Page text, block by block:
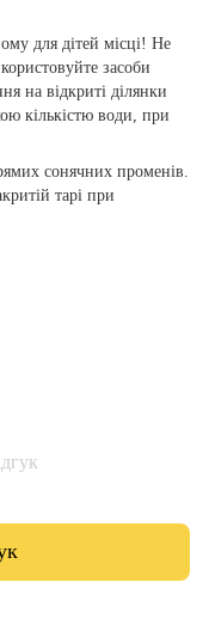
для дітей місці! Не
засоби
на відкриті ділянки
кількістю води, при
сонячних променів.
тарі при